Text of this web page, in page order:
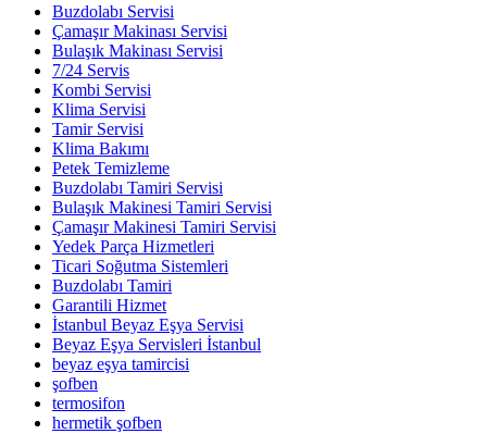
Buzdolabı Servisi
Çamaşır Makinası Servisi
Bulaşık Makinası Servisi
7/24 Servis
Kombi Servisi
Klima Servisi
Tamir Servisi
Klima Bakımı
Petek Temizleme
Buzdolabı Tamiri Servisi
Bulaşık Makinesi Tamiri Servisi
Çamaşır Makinesi Tamiri Servisi
Yedek Parça Hizmetleri
Ticari Soğutma Sistemleri
Buzdolabı Tamiri
Garantili Hizmet
İstanbul Beyaz Eşya Servisi
Beyaz Eşya Servisleri İstanbul
beyaz eşya tamircisi
şofben
termosifon
hermetik şofben